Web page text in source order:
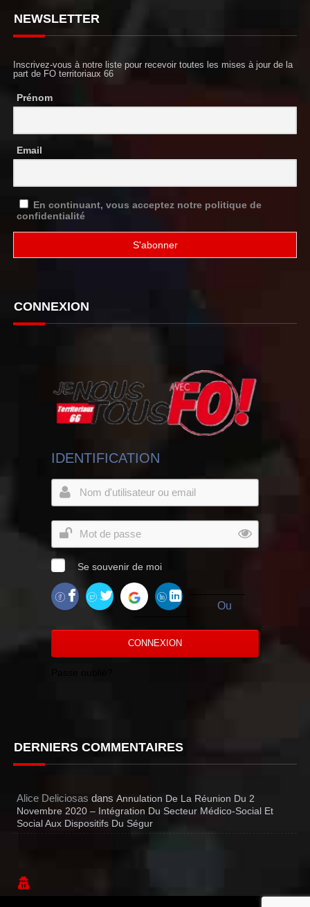
NEWSLETTER
Inscrivez-vous à notre liste pour recevoir toutes les mises à jour de la
part de FO territoriaux 66
Prénom
Email
En continuant, vous acceptez notre politique de
confidentialité
CONNEXION
IDENTIFICATION
Se souvenir de moi
Ou
CONNEXION
DERNIERS COMMENTAIRES
Alice Deliciosas dansAnnulation De La Réunion Du 2
Novembre 2020 – Intégration Du Secteur Médico-Social Et
Social Aux Dispositifs Du Ségur